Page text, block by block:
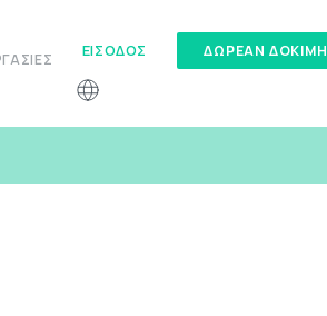
ΕΊΣΟΔΟΣ ΔΏΡΕΑΝ ΔΟΚΙΜΉ